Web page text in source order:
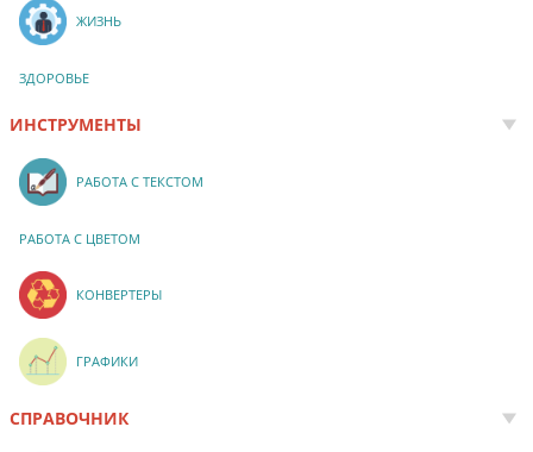
ЖИЗНЬ
ЗДОРОВЬЕ
ИНСТРУМЕНТЫ
РАБОТА С ТЕКСТОМ
РАБОТА С ЦВЕТОМ
КОНВЕРТЕРЫ
ГРАФИКИ
СПРАВОЧНИК